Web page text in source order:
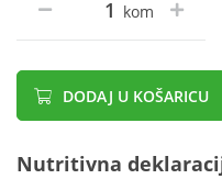
kom
DODAJ U KOŠARICU
Nutritivna